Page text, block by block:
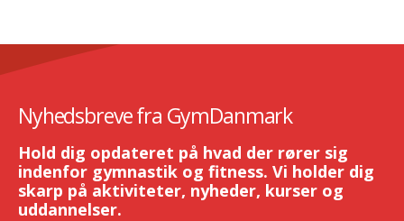
Nyhedsbreve fra GymDanmark
Hold dig opdateret på hvad der rører sig
indenfor gymnastik og fitness. Vi holder dig
skarp på aktiviteter, nyheder, kurser og
uddannelser.